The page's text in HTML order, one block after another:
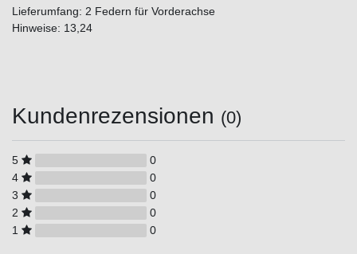
Lieferumfang: 2 Federn für Vorderachse
Hinweise: 13,24
Kundenrezensionen (0)
5
0
4
0
3
0
2
0
1
0